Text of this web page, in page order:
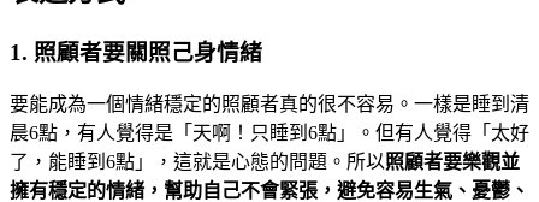
1. 照顧者要關照己身情緒
要能成為一個情緒穩定的照顧者真的很不容易。一樣是睡到清
晨6點，有人覺得是「天啊！只睡到6點」。但有人覺得「太好
了，能睡到6點」，這就是心態的問題。所以照顧者要樂觀並
擁有穩定的情緒，幫助自己不會緊張，避免容易生氣、憂鬱、